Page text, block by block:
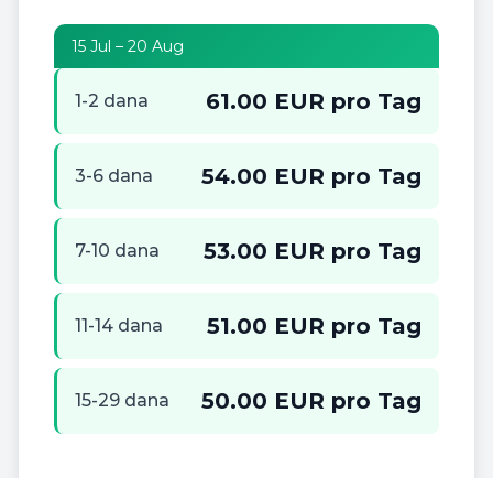
15 Jul – 20 Aug
1-2 dana 61.00 EUR pro Tag
3-6 dana 54.00 EUR pro Tag
7-10 dana 53.00 EUR pro Tag
11-14 dana 51.00 EUR pro Tag
15-29 dana 50.00 EUR pro Tag